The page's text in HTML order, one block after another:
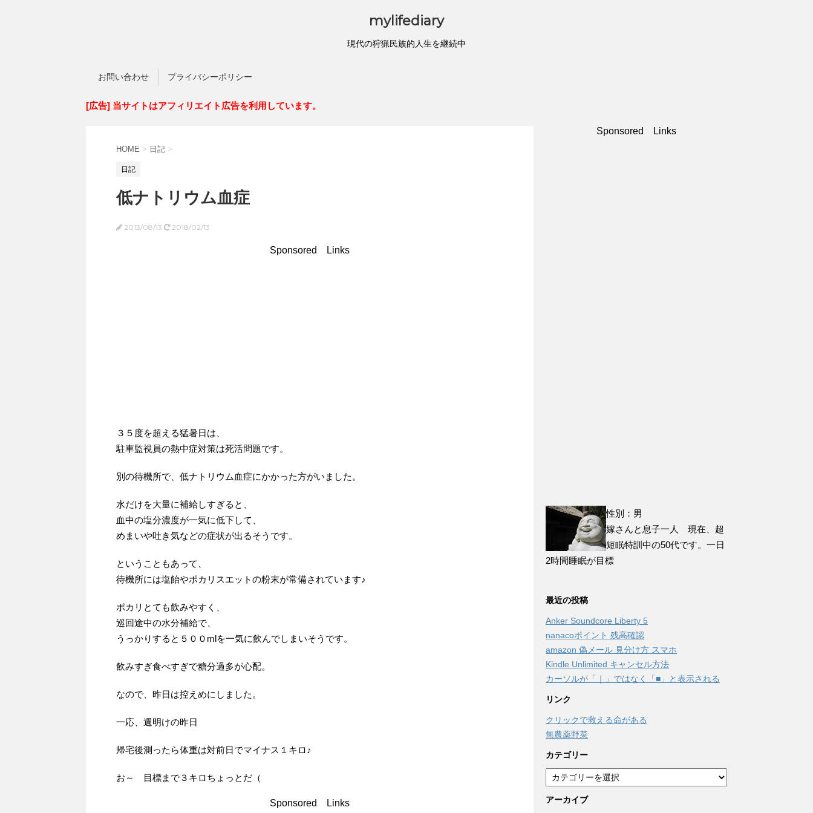
mylifediary
現代の狩猟民族的人生を継続中
お問い合わせ プライバシーポリシー
[広告] 当サイトはアフィリエイト広告を利用しています。
HOME > 日記 >
日記
低ナトリウム血症
2013/08/13 2018/02/13
Sponsored Links
３５度を超える猛暑日は、
駐車監視員の熱中症対策は死活問題です。
別の待機所で、低ナトリウム血症にかかった方がいました。
水だけを大量に補給しすぎると、
血中の塩分濃度が一気に低下して、
めまいや吐き気などの症状が出るそうです。
ということもあって、
待機所には塩飴やポカリスエットの粉末が常備されています♪
ポカリとても飲みやすく、
巡回途中の水分補給で、
うっかりすると５００mlを一気に飲んでしまいそうです。
飲みすぎ食べすぎで糖分過多が心配。
なので、昨日は控えめにしました。
一応、週明けの昨日
帰宅後測ったら体重は対前日でマイナス１キロ♪
お～ 目標まで３キロちょっとだ（
Sponsored Links
Sponsored Links
性別：男
嫁さんと息子一人 現在、超
短眠特訓中の50代です。一日
2時間睡眠が目標
最近の投稿
Anker Soundcore Liberty 5
nanacoポイント 残高確認
amazon 偽メール 見分け方 スマホ
Kindle Unlimited キャンセル方法
カーソルが「｜」ではなく「■」と表示される
リンク
クリックで救える命がある
無農薬野菜
カテゴリー
カ
テ
ゴ
アーカイブ